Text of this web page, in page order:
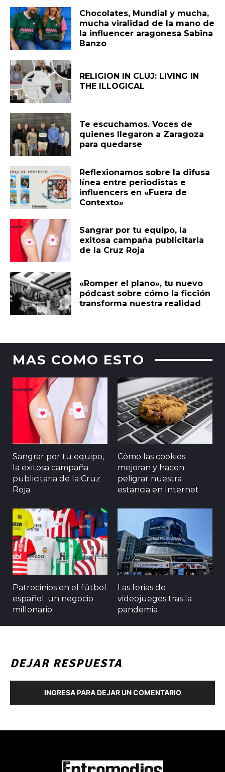
Chocolates, Mundial y mucha,
mucha viralidad de la mano de
la influencer aragonesa Sabina
Banzo
RELIGION IN CLUJ: LIVING IN
THE ILLOGICAL
Te escuchamos. Voces de
quienes llegaron a Zaragoza
para quedarse
Reflexionamos sobre la difusa
línea entre periodistas e
influencers en «Fuera de
Contexto»
Sangrar por tu equipo, la
exitosa campaña publicitaria
de la Cruz Roja
«Romper el plano», tu nuevo
pódcast sobre cómo la ficción
transforma nuestra realidad
MAS COMO ESTO
Sangrar por tu equipo,
la exitosa campaña
publicitaria de la Cruz
Roja
Cómo las cookies
mejoran y hacen
peligrar nuestra
estancia en Internet
Patrocinios en el fútbol
español: un negocio
millonario
Las ferias de
videojuegos tras la
pandemia
DEJAR RESPUESTA
INGRESA PARA DEJAR UN COMENTARIO